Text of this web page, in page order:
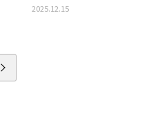
2025.12.15